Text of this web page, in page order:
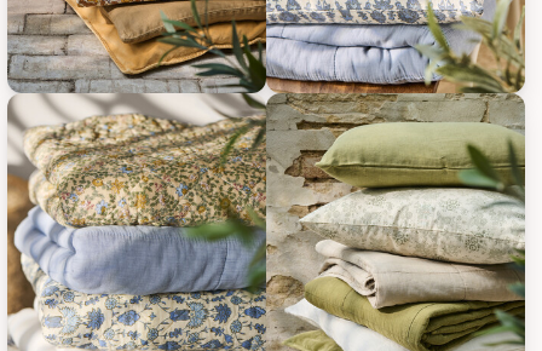
IB Laursen Vintage Quilt unifarben, Bild 9IB Laursen Vintage Quilt